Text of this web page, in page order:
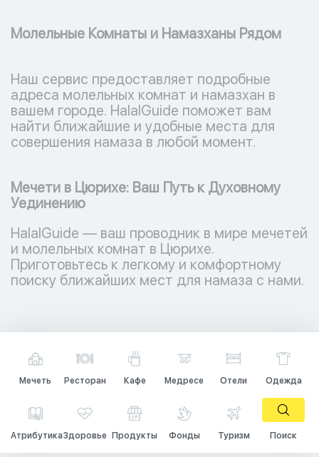
Молельные Комнаты и Намазханы Рядом
Наш сервис предоставляет подробные
адреса молельных комнат и намазхан в
вашем городе. HalalGuide поможет вам
найти ближайшие и удобные места для
совершения намаза в любой момент.
Мечети в Цюрихе: Ваш Путь к Духовному
Уединению
HalalGuide — ваш проводник в мире мечетей
и молельных комнат в Цюрихе.
Приготовьтесь к легкому и комфортному
поиску ближайших мест для намаза с нами.
Мечеть Ресторан Кафе Медресе Отели Одежда
АтрибутикаЗдоровье Продукты Фонды Туризм Поиск